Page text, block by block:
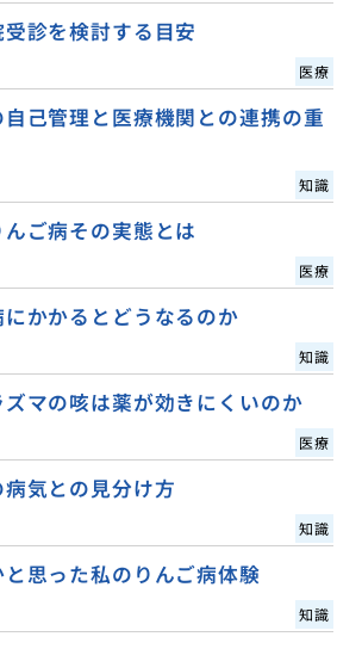
診を検討する目安
医療
己管理と医療機関との連携の重
知識
ご病その実態とは
医療
かかるとどうなるのか
知識
マの咳は薬が効きにくいのか
医療
気との見分け方
知識
思った私のりんご病体験
知識